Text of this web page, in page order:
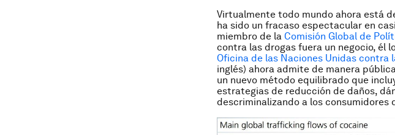
Virtualmente todo mundo ahora está
ha sido un fracaso espectacular en
miembro de la Comisión Global de
contra las drogas fuera un negocio, él
Oficina de las Naciones Unidas contra
inglés) ahora admite de manera
un nuevo método equilibrado que
estrategias de reducción de daños,
descriminalizando a los consumidores